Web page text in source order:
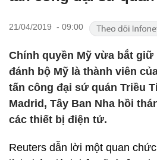
21/04/2019 - 09:00
Chính quyền Mỹ vừa bắt
đánh bộ Mỹ là thành viên
tấn công đại sứ quán Triều
Madrid, Tây Ban Nha hồi
các thiết bị điện tử.
Reuters dẫn lời một quan